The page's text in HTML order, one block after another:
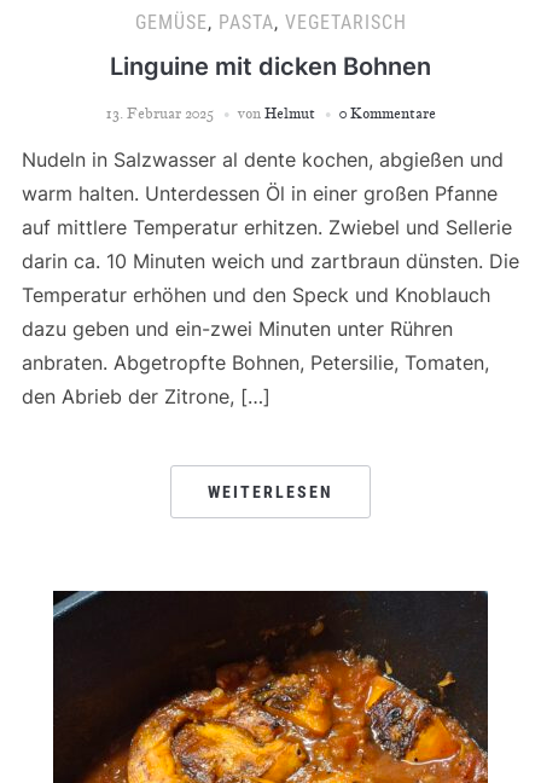
GEMÜSE, PASTA, VEGETARISCH
Linguine mit dicken Bohnen
13. Februar 2025 von Helmut 0 Kommentare
Nudeln in Salzwasser al dente kochen, abgießen und
warm halten. Unterdessen Öl in einer großen Pfanne
auf mittlere Temperatur erhitzen. Zwiebel und Sellerie
darin ca. 10 Minuten weich und zartbraun dünsten. Die
Temperatur erhöhen und den Speck und Knoblauch
dazu geben und ein-zwei Minuten unter Rühren
anbraten. Abgetropfte Bohnen, Petersilie, Tomaten,
den Abrieb der Zitrone, […]
WEITERLESEN